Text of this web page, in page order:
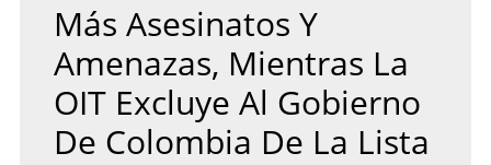
Más Asesinatos Y
Amenazas, Mientras La
OIT Excluye Al Gobierno
De Colombia De La Lista